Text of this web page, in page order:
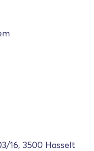
16, 3500 Hasselt